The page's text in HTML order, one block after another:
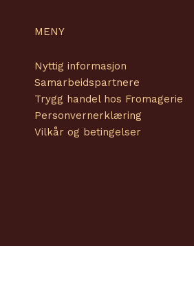
MENY
Nyttig informasjon
Samarbeidspartnere
Trygg handel hos Fromagerie
Personvernerklæring
Vilkår og betingelser